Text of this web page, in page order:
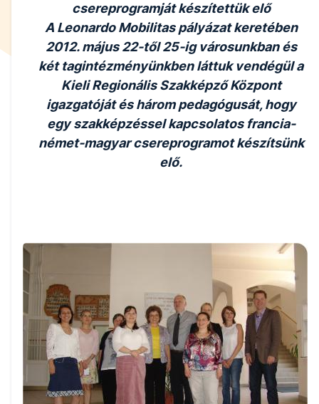
csereprogramját készítettük elő
A Leonardo Mobilitas pályázat keretében
2012. május 22-től 25-ig városunkban és
két tagintézményünkben láttuk vendégül a
Kieli Regionális Szakképző Központ
igazgatóját és három pedagógusát, hogy
egy szakképzéssel kapcsolatos francia-
német-magyar csereprogramot készítsünk
elő.